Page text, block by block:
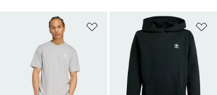
Dodaj do listy życzeń